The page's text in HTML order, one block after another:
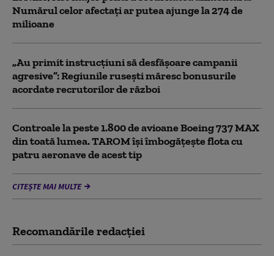
Numărul celor afectați ar putea ajunge la 274 de
milioane
„Au primit instrucțiuni să desfășoare campanii
agresive”: Regiunile rusești măresc bonusurile
acordate recrutorilor de război
Controale la peste 1.800 de avioane Boeing 737 MAX
din toată lumea. TAROM își îmbogățește flota cu
patru aeronave de acest tip
CITEȘTE MAI MULTE
Recomandările redacţiei